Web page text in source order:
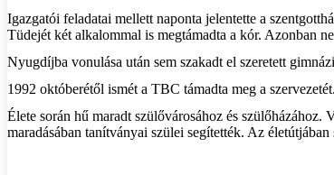
Igazgatói feladatai mellett naponta jelentette a
Tüdejét két alkalommal is megtámadta a kór. Azonban
Nyugdíjba vonulása után sem szakadt el szeretett
1992 októberétől ismét a TBC támadta meg a
Élete során hű maradt szülővárosához és
maradásában tanítványai szülei segítették. Az